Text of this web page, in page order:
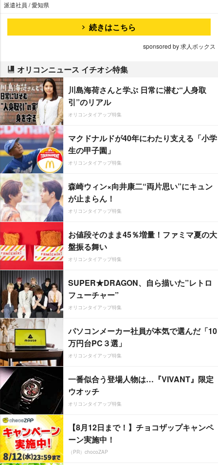
派遣社員 / 愛知県
続きはこちら
sponsored by 求人ボックス
オリコンニュース イチオシ特集
川島海荷さんと学ぶ 日常に潜む“人身取
引”のリアル
オリコンタイアップ特集
マクドナルドが40年にわたり支える「小学
生の甲子園」
オリコンタイアップ特集
森崎ウィン×向井康二“両片思い”にキュン
が止まらん！
オリコンタイアップ特集
お値段そのまま45％増量！ファミマ夏の大
盤振る舞い
オリコンタイアップ特集
SUPER★DRAGON、自ら描いた”レトロ
フューチャー”
オリコンタイアップ特集
パソコンメーカー社員が本気で選んだ「10
万円台PC３選」
オリコンタイアップ特集
一番似合う登場人物は…『VIVANT』限定
ウオッチ
オリコンタイアップ特集
【8月12日まで！】チョコザップキャンペ
ーン実施中！
（PR）chocoZAP